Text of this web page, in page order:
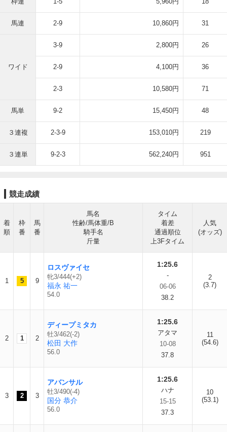
馬連 2-9 10,860円 31
ワイド
3-9 2,800円 26
2-9 4,100円 36
2-3 10,580円 71
馬単 9-2 15,450円 48
３連複 2-3-9 153,010円 219
３連単 9-2-3 562,240円 951
競走成績
着
順
枠
番
馬
番
馬名
性齢/馬体重/B
騎手名
斤量
タイム
着差
通過順位
上3Fタイム
人気
(オッズ)
1 5 9
ロスヴァイセ
牝3/444(+2)
福永 祐一
54.0
1:25.6
-
06-06
38.2
2
(3.7)
2 1 2
ディープミタカ
牡3/462(-2)
松田 大作
56.0
1:25.6
アタマ
10-08
37.8
11
(54.6)
3 2 3
アバンサル
牡3/490(-4)
国分 恭介
56.0
1:25.6
ハナ
15-15
37.3
10
(53.1)